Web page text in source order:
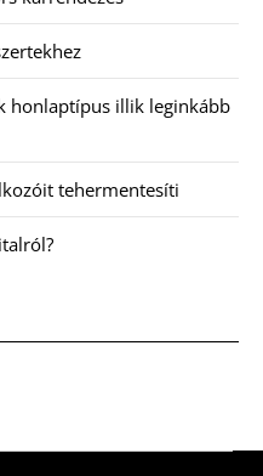
honlaptípus illik leginkább
tehermentesíti